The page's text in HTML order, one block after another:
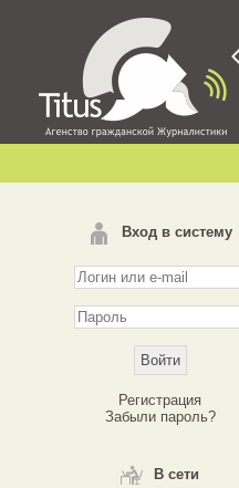
Вход в систему
Регистрация
Забыли пароль?
В сети